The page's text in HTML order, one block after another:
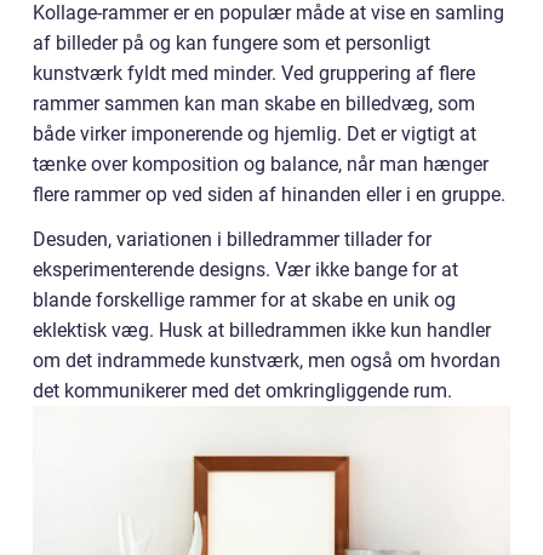
Kollage-rammer er en populær måde at vise en samling
af billeder på og kan fungere som et personligt
kunstværk fyldt med minder. Ved gruppering af flere
rammer sammen kan man skabe en billedvæg, som
både virker imponerende og hjemlig. Det er vigtigt at
tænke over komposition og balance, når man hænger
flere rammer op ved siden af hinanden eller i en gruppe.
Desuden, variationen i billedrammer tillader for
eksperimenterende designs. Vær ikke bange for at
blande forskellige rammer for at skabe en unik og
eklektisk væg. Husk at billedrammen ikke kun handler
om det indrammede kunstværk, men også om hvordan
det kommunikerer med det omkringliggende rum.